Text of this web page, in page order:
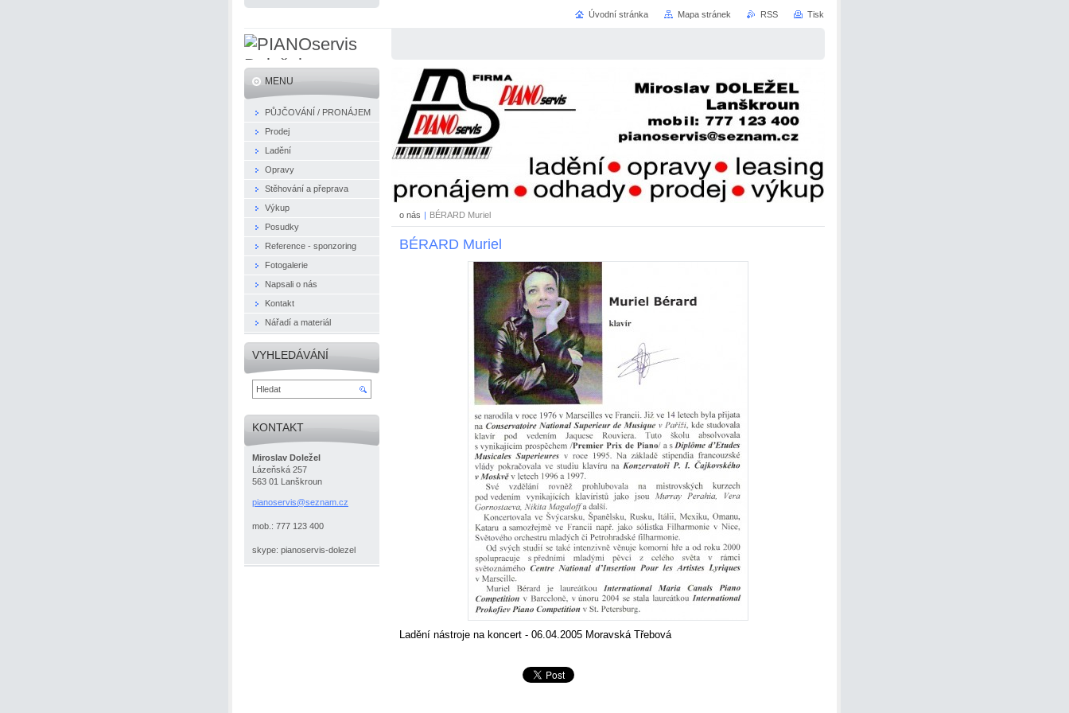
o nás | BÉRARD Muriel
BÉRARD Muriel
Ladění nástroje na koncert - 06.04.2005 Moravská Třebová
MENU
PŮJČOVÁNÍ / PRONÁJEM
Prodej
Ladění
Opravy
Stěhování a přeprava
Výkup
Posudky
Reference - sponzoring
Fotogalerie
Napsali o nás
Kontakt
Nářadí a materiál
VYHLEDÁVÁNÍ
KONTAKT
Miroslav Doležel
Lázeňská 257
563 01 Lanškroun
pianoservis@seznam.cz
mob.: 777 123 400
skype: pianoservis-dolezel
Úvodní stránka Mapa stránek RSS Tisk